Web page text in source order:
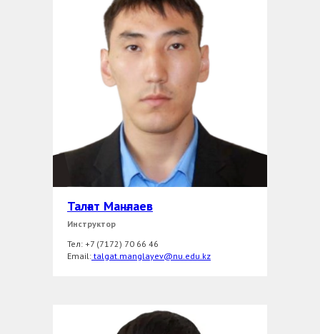
Талғат Манғлаев
Инструктор
Тел: +7 (7172) 70 66 46
Email: talgat.manglayev@nu.edu.kz